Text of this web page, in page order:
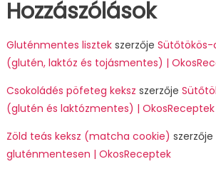
Hozzászólások
Gluténmentes lisztekszerzője Sütőtökös-
(glutén, laktóz és tojásmentes) |
Csokoládés pöfeteg keksz szerzője
(glutén és laktózmentes) | OkosReceptek
Zöld teás keksz (matcha cookie) szerzője
gluténmentesen | OkosReceptek